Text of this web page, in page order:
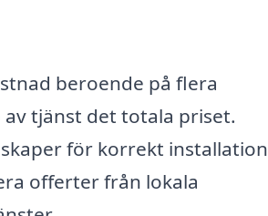
beroende på flera
tjänst det totala priset.
för korrekt installation
offerter från lokala